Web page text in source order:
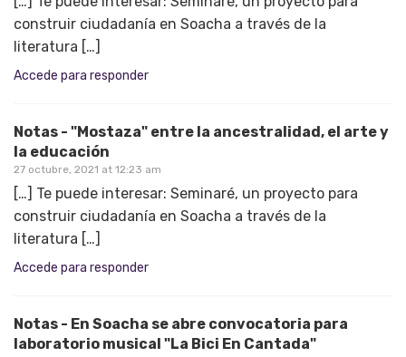
construir ciudadanía en Soacha a través de la
literatura […]
Accede para responder
Notas - "Mostaza" entre la ancestralidad, el arte y
la educación
27 octubre, 2021 at 12:23 am
[…] Te puede interesar: Seminaré, un proyecto para
construir ciudadanía en Soacha a través de la
literatura […]
Accede para responder
Notas - En Soacha se abre convocatoria para
laboratorio musical "La Bici En Cantada"